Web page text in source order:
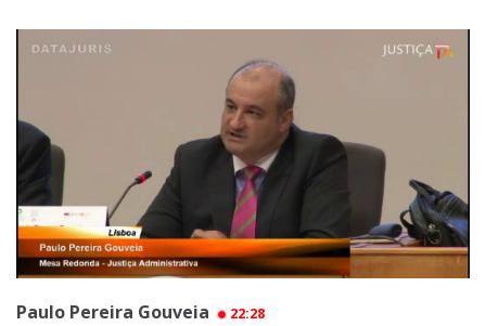
Paulo Pereira Gouveia 22:28